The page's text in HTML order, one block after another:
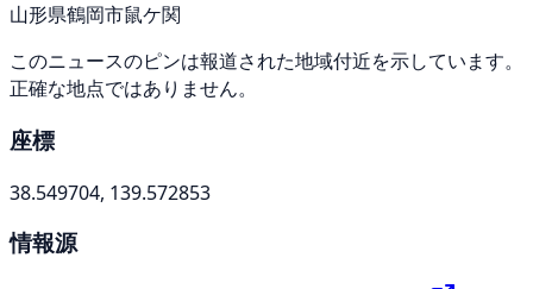
山形県鶴岡市鼠ケ関
このニュースのピンは報道された地域付近を示しています。
正確な地点ではありません。
座標
38.549704, 139.572853
情報源